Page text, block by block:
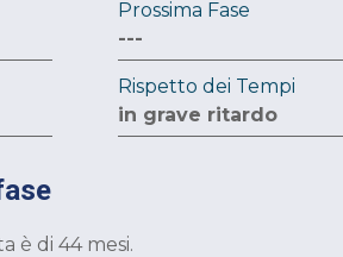
Prossima Fase
---
Rispetto dei Tempi
in grave ritardo
è di 44 mesi.